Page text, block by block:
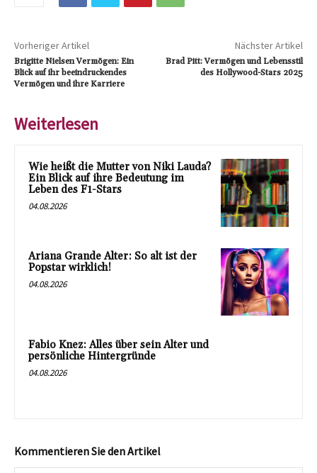
Vorheriger Artikel
Brigitte Nielsen Vermögen: Ein
Blick auf ihr beeindruckendes
Vermögen und ihre Karriere
Nächster Artikel
Brad Pitt: Vermögen und Lebensstil
des Hollywood-Stars 2025
Weiterlesen
Wie heißt die Mutter von Niki Lauda?
Ein Blick auf ihre Bedeutung im
Leben des F1-Stars
04.08.2026
Ariana Grande Alter: So alt ist der
Popstar wirklich!
04.08.2026
Fabio Knez: Alles über sein Alter und
persönliche Hintergründe
04.08.2026
Kommentieren Sie den Artikel